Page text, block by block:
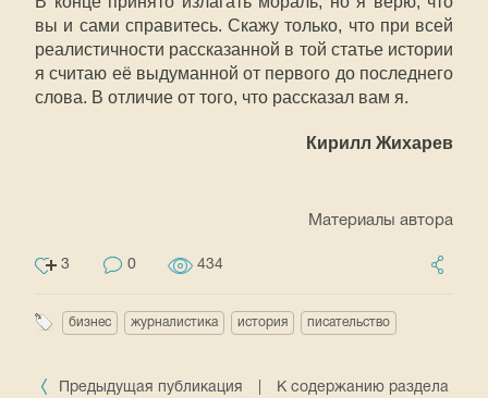
вы и сами справитесь. Скажу только, что при всей
реалистичности рассказанной в той статье истории
я считаю её выдуманной от первого до последнего
слова. В отличие от того, что рассказал вам я.
Кирилл Жихарев
Материалы автора
3 0 434
бизнес журналистика история писательство
Предыдущая публикация
К содержанию раздела